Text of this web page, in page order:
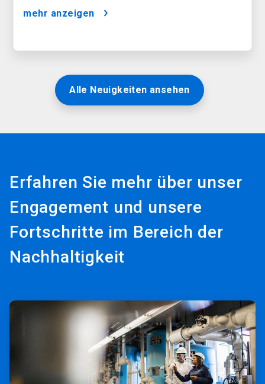
mehr anzeigen
Alle Neuigkeiten ansehen
Erfahren Sie mehr über unser
Engagement und unsere
Fortschritte im Bereich der
Nachhaltigkeit
ArticleTile